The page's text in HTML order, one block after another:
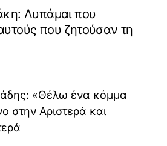
Λυπάμαι που
που ζητούσαν τη